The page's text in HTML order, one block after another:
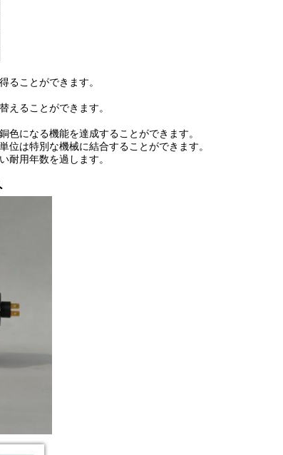
ることができます。
えることができます。
色になる機能を達成することができます。
は特別な機械に結合することができます。
耐用年数を過します。